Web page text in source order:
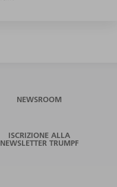
NEWSROOM
ISCRIZIONE ALLA
NEWSLETTER TRUMPF